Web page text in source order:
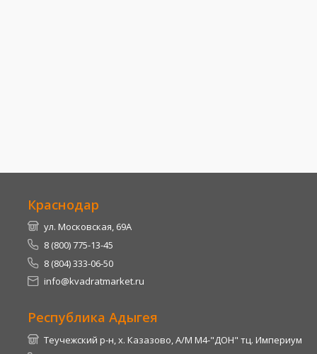
Краснодар
ул. Московская, 69А
8 (800) 775-13-45
8 (804) 333-06-50
info@kvadratmarket.ru
Республика Адыгея
Теучежский р-н, х. Казазово, А/М М4-"ДОН" тц. Империум